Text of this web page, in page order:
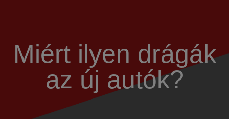
Miért ilyen drágák
az új autók?